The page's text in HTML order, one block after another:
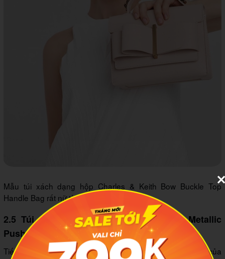
Mẫu túi xách dạng hộp Charles & Keith Bow Buckle Top
Handle Bag rất nữ tính, điệu đà
2.5 Túi Charles & Keith Double Handle Metallic
Push-Lock Shoulder Bag
Tiếp theo là một chiếc túi xách dạng hộp cực kỳ cổ điển của